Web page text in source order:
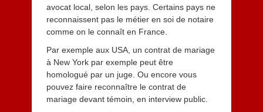
avocat local, selon les pays. Certains pays ne
reconnaissent pas le métier en soi de notaire
comme on le connaît en France.
Par exemple aux USA, un contrat de mariage
à New York par exemple peut être
homologué par un juge. Ou encore vous
pouvez faire reconnaître le contrat de
mariage devant témoin, en interview public.